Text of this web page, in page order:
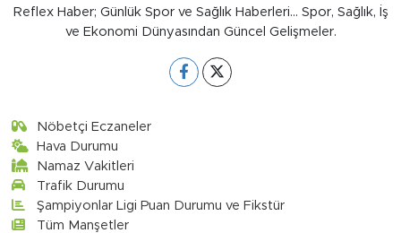
Reflex Haber; Günlük Spor ve Sağlık Haberleri... Spor, Sağlık, İş
ve Ekonomi Dünyasından Güncel Gelişmeler.
Nöbetçi Eczaneler
Hava Durumu
Namaz Vakitleri
Trafik Durumu
Şampiyonlar Ligi Puan Durumu ve Fikstür
Tüm Manşetler